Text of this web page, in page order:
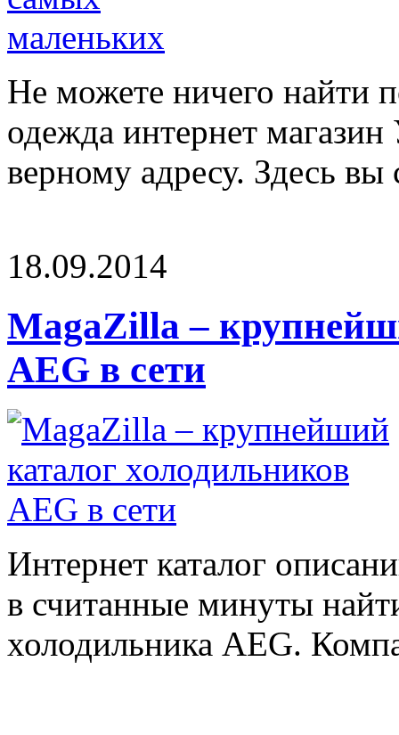
Не можете ничего найти
одежда интернет
верному адресу. Здесь
18.09.2014
MagaZilla –
AEG в сети
Интернет каталог
в считанные минуты
холодильника AEG.